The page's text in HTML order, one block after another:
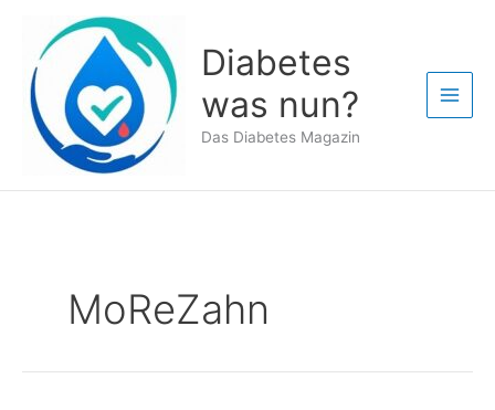
springen
Diabetes
was nun?
Das Diabetes Magazin
MoReZahn